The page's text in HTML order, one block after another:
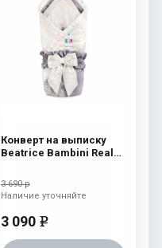
Конверт на выписку
Beatrice Bambini Reale
3 690 р
3 090 e
Наличие уточняйте